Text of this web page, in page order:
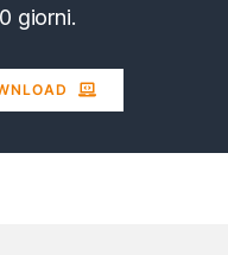
giorni.